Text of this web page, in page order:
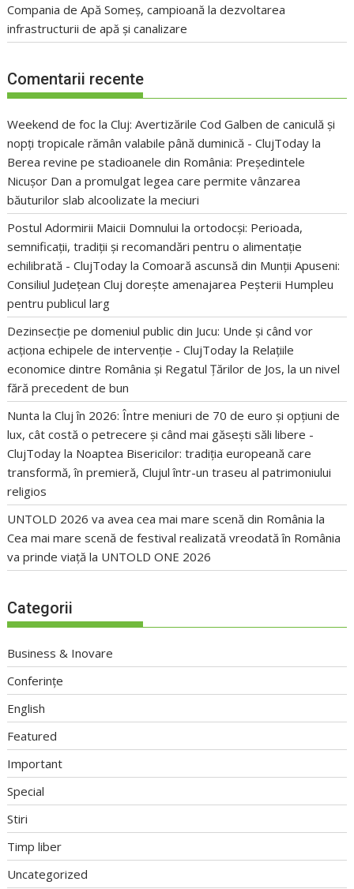
Compania de Apă Someș, campioană la dezvoltarea
infrastructurii de apă și canalizare
Comentarii recente
Weekend de foc la Cluj: Avertizările Cod Galben de caniculă și
nopți tropicale rămân valabile până duminică - ClujToday la
Berea revine pe stadioanele din România: Președintele
Nicușor Dan a promulgat legea care permite vânzarea
băuturilor slab alcoolizate la meciuri
Postul Adormirii Maicii Domnului la ortodocși: Perioada,
semnificații, tradiții și recomandări pentru o alimentație
echilibrată - ClujToday laComoară ascunsă din Munții Apuseni:
Consiliul Județean Cluj dorește amenajarea Peșterii Humpleu
pentru publicul larg
Dezinsecție pe domeniul public din Jucu: Unde și când vor
acționa echipele de intervenție - ClujToday la Relațiile
economice dintre România și Regatul Țărilor de Jos, la un nivel
fără precedent de bun
Nunta la Cluj în 2026: Între meniuri de 70 de euro și opțiuni de
lux, cât costă o petrecere și când mai găsești săli libere -
ClujToday la Noaptea Bisericilor: tradiția europeană care
transformă, în premieră, Clujul într-un traseu al patrimoniului
religios
UNTOLD 2026 va avea cea mai mare scenă din România la
Cea mai mare scenă de festival realizată vreodată în România
va prinde viață la UNTOLD ONE 2026
Categorii
Business & Inovare
Conferințe
English
Featured
Important
Special
Stiri
Timp liber
Uncategorized